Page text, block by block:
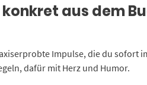
aus dem
Impulse, die du sofort
dafür mit Herz und Humor.